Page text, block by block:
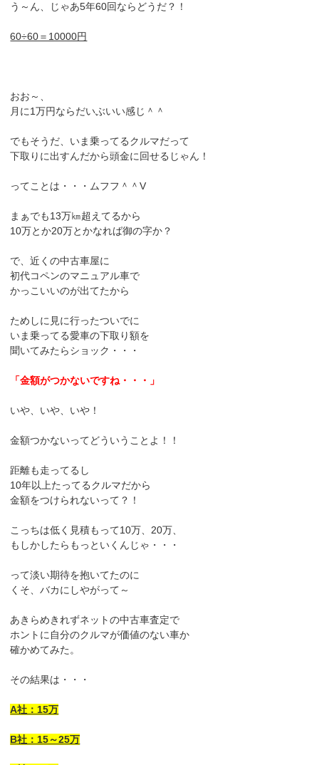
う～ん、じゃあ5年60回ならどうだ？！
60÷60＝10000円
おお～、
月に1万円ならだいぶいい感じ＾＾
でもそうだ、いま乗ってるクルマだって
下取りに出すんだから頭金に回せるじゃん！
ってことは・・・ムフフ＾＾V
まぁでも13万㎞超えてるから
10万とか20万とかなれば御の字か？
で、近くの中古車屋に
初代コペンのマニュアル車で
かっこいいのが出てたから
ためしに見に行ったついでに
いま乗ってる愛車の下取り額を
聞いてみたらショック・・・
「金額がつかないですね・・・」
いや、いや、いや！
金額つかないってどういうことよ！！
距離も走ってるし
10年以上たってるクルマだから
金額をつけられないって？！
こっちは低く見積もって10万、20万、
もしかしたらもっといくんじゃ・・・
って淡い期待を抱いてたのに
くそ、バカにしやがって～
あきらめきれずネットの中古車査定で
ホントに自分のクルマが価値のない車か
確かめてみた。
その結果は・・・
A社：15万
B社：15～25万